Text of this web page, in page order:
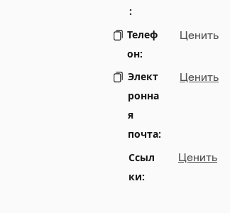
:
Телеф
он:
Ценить
Элект
ронна
я
почта:
Ценить
Ссыл
ки:
Ценить